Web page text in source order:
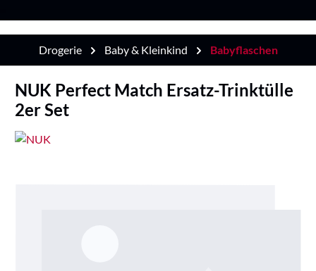
Drogerie Baby & Kleinkind Babyflaschen
NUK Perfect Match Ersatz-Trinktülle
2er Set